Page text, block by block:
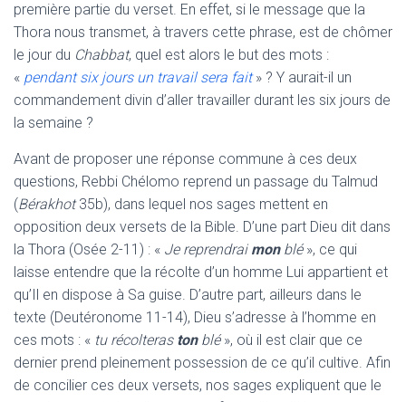
première partie du verset. En effet, si le message que la
Thora nous transmet, à travers cette phrase, est de chômer
le jour du Chabbat, quel est alors le but des mots :
« pendant six jours un travail sera fait » ? Y aurait-il un
commandement divin d’aller travailler durant les six jours de
la semaine ?
Avant de proposer une réponse commune à ces deux
questions, Rebbi Chélomo reprend un passage du Talmud
(Bérakhot35b), dans lequel nos sages mettent en
opposition deux versets de la Bible. D’une part Dieu dit dans
la Thora (Osée 2-11) : « Je reprendrai monblé», ce qui
laisse entendre que la récolte d’un homme Lui appartient et
qu’Il en dispose à Sa guise. D’autre part, ailleurs dans le
texte (Deutéronome 11-14), Dieu s’adresse à l’homme en
ces mots : « tu récolteras tonblé», où il est clair que ce
dernier prend pleinement possession de ce qu’il cultive. Afin
de concilier ces deux versets, nos sages expliquent que le